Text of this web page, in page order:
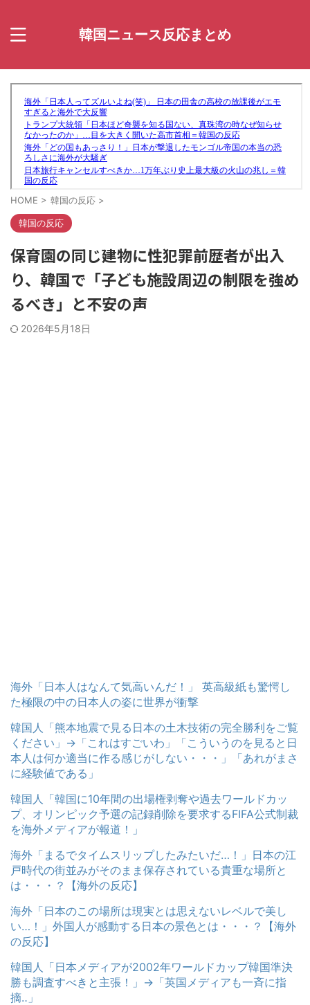
韓国ニュース反応まとめ
HOME > 韓国の反応 >
韓国の反応
保育園の同じ建物に性犯罪前歴者が出入
り、韓国で「子ども施設周辺の制限を強め
るべき」と不安の声
2026年5月18日
海外「日本人はなんて気高いんだ！」 英高級紙も驚愕し
た極限の中の日本人の姿に世界が衝撃
韓国人「熊本地震で見る日本の土木技術の完全勝利をご覧
ください」→「これはすごいわ」「こういうのを見ると日
本人は何か適当に作る感じがしない・・・」「あれがまさ
に経験値である」
韓国人「韓国に10年間の出場権剥奪や過去ワールドカッ
プ、オリンピック予選の記録削除を要求するFIFA公式制裁
を海外メディアが報道！」
海外「まるでタイムスリップしたみたいだ…！」日本の江
戸時代の街並みがそのまま保存されている貴重な場所と
は・・・？【海外の反応】
海外「日本のこの場所は現実とは思えないレベルで美し
い…！」外国人が感動する日本の景色とは・・・？【海外
の反応】
韓国人「日本メディアが2002年ワールドカップ韓国準決
勝も調査すべきと主張！」→「英国メディアも一斉に指
摘‥」